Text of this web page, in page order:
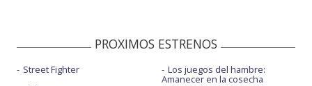
PROXIMOS ESTRENOS
Street Fighter
Los juegos del hambre:
Amanecer en la cosecha